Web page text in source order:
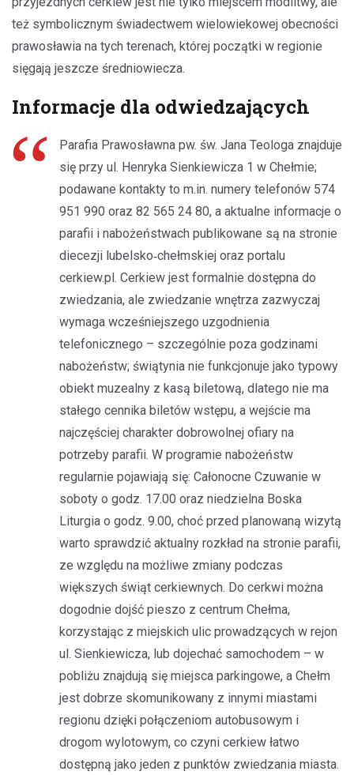
też symbolicznym świadectwem wielowiekowej obecności
prawosławia na tych terenach, której początki w regionie
sięgają jeszcze średniowiecza.
Informacje dla odwiedzających
Parafia Prawosławna pw. św. Jana Teologa znajduje
się przy ul. Henryka Sienkiewicza 1 w Chełmie;
podawane kontakty to m.in. numery telefonów 574
951 990 oraz 82 565 24 80, a aktualne informacje o
parafii i nabożeństwach publikowane są na stronie
diecezji lubelsko‑chełmskiej oraz portalu
cerkiew.pl. Cerkiew jest formalnie dostępna do
zwiedzania, ale zwiedzanie wnętrza zazwyczaj
wymaga wcześniejszego uzgodnienia
telefonicznego – szczególnie poza godzinami
nabożeństw; świątynia nie funkcjonuje jako typowy
obiekt muzealny z kasą biletową, dlatego nie ma
stałego cennika biletów wstępu, a wejście ma
najczęściej charakter dobrowolnej ofiary na
potrzeby parafii. W programie nabożeństw
regularnie pojawiają się: Całonocne Czuwanie w
soboty o godz. 17.00 oraz niedzielna Boska
Liturgia o godz. 9.00, choć przed planowaną wizytą
warto sprawdzić aktualny rozkład na stronie parafii,
ze względu na możliwe zmiany podczas
większych świąt cerkiewnych. Do cerkwi można
dogodnie dojść pieszo z centrum Chełma,
korzystając z miejskich ulic prowadzących w rejon
ul. Sienkiewicza, lub dojechać samochodem – w
pobliżu znajdują się miejsca parkingowe, a Chełm
jest dobrze skomunikowany z innymi miastami
regionu dzięki połączeniom autobusowym i
drogom wylotowym, co czyni cerkiew łatwo
dostępną jako jeden z punktów zwiedzania miasta.